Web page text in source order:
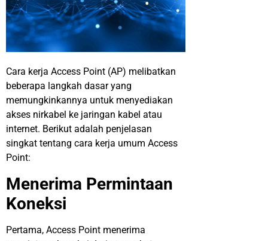
Cara kerja Access Point (AP) melibatkan
beberapa langkah dasar yang
memungkinkannya untuk menyediakan
akses nirkabel ke jaringan kabel atau
internet. Berikut adalah penjelasan
singkat tentang cara kerja umum Access
Point:
Menerima Permintaan
Koneksi
Pertama, Access Point menerima